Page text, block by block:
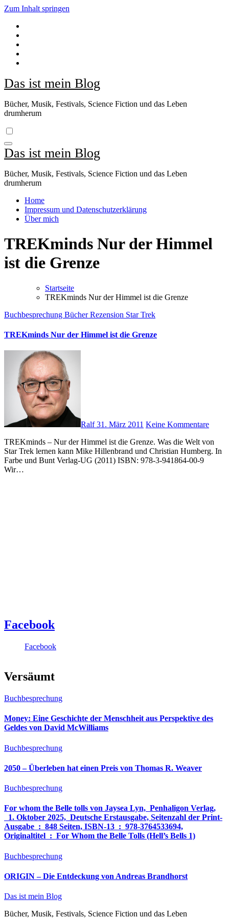
Zum Inhalt springen
Das ist mein Blog
Bücher, Musik, Festivals, Science Fiction und das Leben
drumherum
Das ist mein Blog
Bücher, Musik, Festivals, Science Fiction und das Leben
drumherum
Home
Impressum und Datenschutzerklärung
Über mich
TREKminds Nur der Himmel
ist die Grenze
Startseite
TREKminds Nur der Himmel ist die Grenze
Buchbesprechung BücherRezension Star Trek
TREKminds Nur der Himmel ist die Grenze
Ralf31. März 2011 Keine Kommentare
TREKminds – Nur der Himmel ist die Grenze. Was die Welt von
Star Trek lernen kann Mike Hillenbrand und Christian Humberg. In
Farbe und Bunt Verlag-UG (2011) ISBN: 978-3-941864-00-9
Wir…
Facebook
Facebook
Versäumt
Buchbesprechung
Money: Eine Geschichte der Menschheit aus Perspektive des
Geldes von David McWilliams
Buchbesprechung
2050 – Überleben hat einen Preis von Thomas R. Weaver
Buchbesprechung
For whom the Belle tolls von Jaysea Lyn, ‎ Penhaligon Verlag,
‎ 1. Oktober 2025, ‎ Deutsche Erstausgabe, Seitenzahl der Print-
Ausgabe ‏ : ‎ 848 Seiten, ISBN-13 ‏ : ‎ 978-3764533694,
Originaltitel ‏ : ‎ For Whom the Belle Tolls (Hell’s Bells 1)
Buchbesprechung
ORIGIN – Die Entdeckung von Andreas Brandhorst
Das ist mein Blog
Bücher, Musik, Festivals, Science Fiction und das Leben